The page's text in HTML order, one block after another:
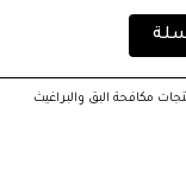
مكافحة البق والبراغيث